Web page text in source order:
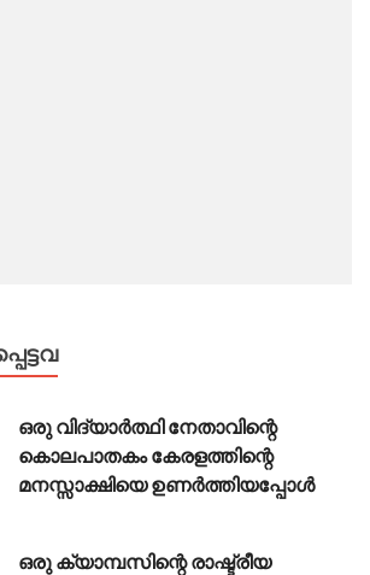
ഒരു വിദ്യാർത്ഥി നേതാവിന്റെ
കൊലപാതകം കേരളത്തിന്റെ
മനസ്സാക്ഷിയെ ഉണർത്തിയപ്പോൾ
ഒരു ക്യാമ്പസിന്റെ രാഷ്ട്രീയ